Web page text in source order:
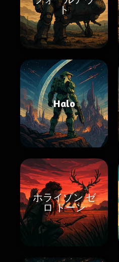
ト
Halo
ホライゾン ゼ
ロ ドーン